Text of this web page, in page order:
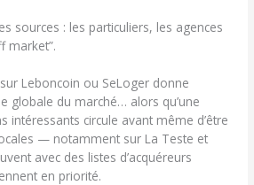
sources : les particuliers, les agences
market”.
Leboncoin ou SeLoger donne
globale du marché… alors qu’une
intéressants circule avant même d’être
— notamment sur La Teste et
avec des listes d’acquéreurs
en priorité.